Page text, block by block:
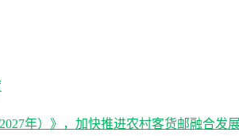
年）》，加快推进农村客货邮融合发